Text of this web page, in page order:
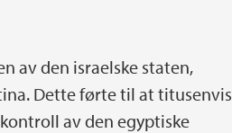
av den israelske staten,
Dette førte til at titusenvis
av den egyptiske